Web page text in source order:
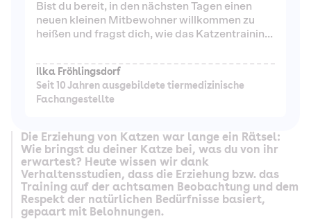
Bist du bereit, in den nächsten Tagen einen
neuen kleinen Mitbewohner willkommen zu
heißen und fragst dich, wie das Katzentraining
Ilka Fröhlingsdorf
Seit 10 Jahren ausgebildete tiermedizinische
Fachangestellte
Die Erziehung von Katzen war lange ein Rätsel:
Wie bringst du deiner Katze bei, was du von ihr
erwartest? Heute wissen wir dank
Verhaltensstudien, dass die Erziehung bzw. das
Training auf der achtsamen Beobachtung und dem
Respekt der natürlichen Bedürfnisse basiert,
gepaart mit Belohnungen.